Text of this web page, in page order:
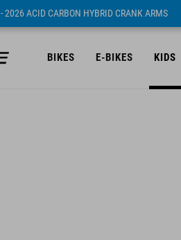
- 2026 ACID CARBON HYBRID CRANK ARMS
BIKES E-BIKES KIDS